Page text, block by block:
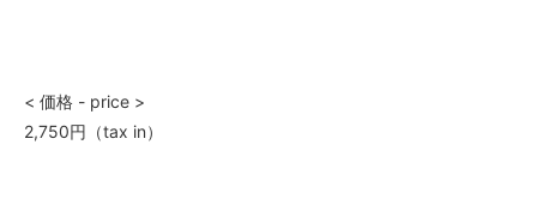
< 価格 - price >
2,750円（tax in）